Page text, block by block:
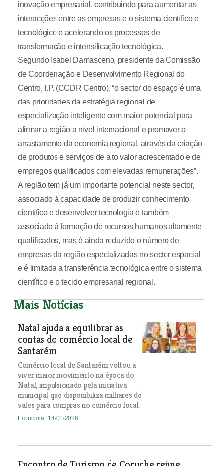
inovação empresarial, contribuindo para aumentar as
interacções entre as empresas e o sistema científico e
tecnológico e acelerando os processos de
transformação e intensificação tecnológica.
Segundo Isabel Damasceno, presidente da Comissão
de Coordenação e Desenvolvimento Regional do
Centro, I.P. (CCDR Centro), “o sector do espaço é uma
das prioridades da estratégia regional de
especialização inteligente com maior potencial para
afirmar a região a nível internacional e promover o
arrastamento da economia regional, através da criação
de produtos e serviços de alto valor acrescentado e de
empregos qualificados com elevadas remunerações”.
A região tem já um importante potencial neste sector,
associado à capacidade de produzir conhecimento
científico e desenvolver tecnologia e também
associado à formação de recursos humanos altamente
qualificados, mas é ainda reduzido o número de
empresas da região especializadas no sector espacial
e é limitada a transferência tecnológica entre o sistema
científico e o tecido empresarial regional.
Mais Notícias
Natal ajuda a equilibrar as
contas do comércio local de
Santarém
Comércio local de Santarém voltou a
viver maior movimento na época do
Natal, impulsionado pela iniciativa
municipal que disponibiliza milhares de
vales para compras no comércio local.
Economia | 14-01-2026